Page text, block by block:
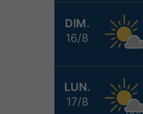
DIM.
16/8
LUN.
17/8